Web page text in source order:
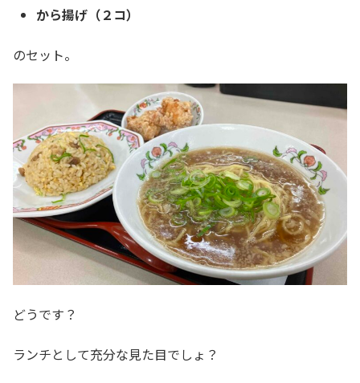
から揚げ（２コ）
のセット。
どうです？
ランチとして充分な見た目でしょ？